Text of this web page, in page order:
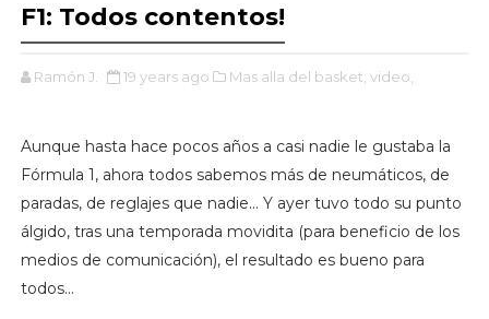
F1: Todos contentos!
Ramón J. 19 years ago Mas alla del basket, video,
Aunque hasta hace pocos años a casi nadie le gustaba la
Fórmula 1, ahora todos sabemos más de neumáticos, de
paradas, de reglajes que nadie... Y ayer tuvo todo su punto
álgido, tras una temporada movidita (para beneficio de los
medios de comunicación), el resultado es bueno para
todos...